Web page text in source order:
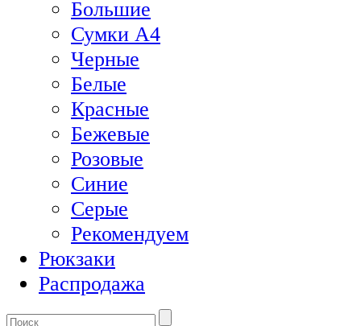
Большие
Сумки А4
Черные
Белые
Красные
Бежевые
Розовые
Синие
Серые
Рекомендуем
Рюкзаки
Распродажа